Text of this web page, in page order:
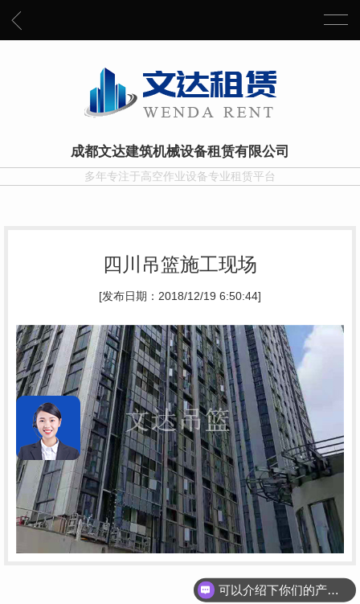
成都文达建筑机械设备租赁有限公司
多年专注于高空作业设备专业租赁平台
四川吊篮施工现场
[发布日期：2018/12/19 6:50:44]
可以介绍下你们的产品么